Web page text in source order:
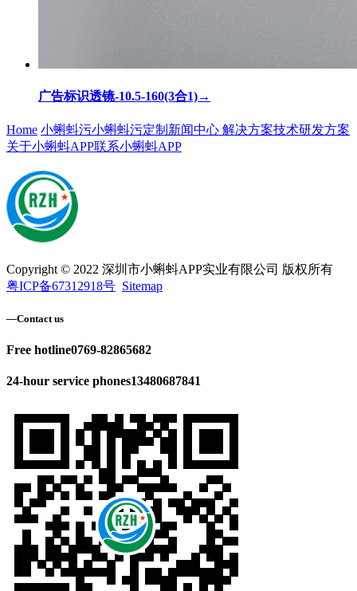
广告标识透镜-10.5-160(3合1)→
Home 小蝌蚪污小蝌蚪污定制 新闻中心 解决方案技术研发方案
关于小蝌蚪APP联系小蝌蚪APP
Copyright © 2022 深圳市小蝌蚪APP实业有限公司 版权所有
粤ICP备67312918号 Sitemap
—Contact us
Free hotline0769-82865682
24-hour service phones13480687841